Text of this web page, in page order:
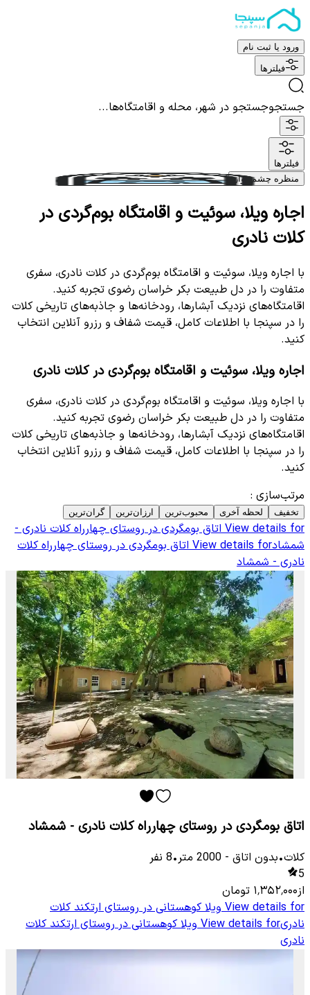
ورود یا ثبت نام
فیلترها
جستجوجستجو در شهر، محله و اقامتگاه‌ها...
فیلترها
منظره چشم نواز
اجاره ویلا، سوئیت و اقامتگاه بوم‌گردی در
کلات نادری
با اجاره ویلا، سوئیت و اقامتگاه بوم‌گردی در کلات نادری، سفری
متفاوت را در دل طبیعت بکر خراسان رضوی تجربه کنید.
اقامتگاه‌های نزدیک آبشارها، رودخانه‌ها و جاذبه‌های تاریخی کلات
را در سپنجا با اطلاعات کامل، قیمت شفاف و رزرو آنلاین انتخاب
کنید.
اجاره ویلا، سوئیت و اقامتگاه بوم‌گردی در کلات نادری
با اجاره ویلا، سوئیت و اقامتگاه بوم‌گردی در کلات نادری، سفری
متفاوت را در دل طبیعت بکر خراسان رضوی تجربه کنید.
اقامتگاه‌های نزدیک آبشارها، رودخانه‌ها و جاذبه‌های تاریخی کلات
را در سپنجا با اطلاعات کامل، قیمت شفاف و رزرو آنلاین انتخاب
کنید.
مرتب‌سازی :
تخفیف لحظه آخری محبوب‌ترین ارزان‌ترین گران‌ترین
View details for اتاق بومگردی در روستای چهارراه کلات نادری -
شمشادView details for اتاق بومگردی در روستای چهارراه کلات
نادری - شمشاد
اتاق بومگردی در روستای چهارراه کلات نادری - شمشاد
کلات•بدون اتاق -
2000 متر•
8 نفر
5
از۱٬۳۵۲٬۰۰۰ تومان
View details for ویلا کوهستانی در روستای ارتکند کلات
نادریView details for ویلا کوهستانی در روستای ارتکند کلات
نادری